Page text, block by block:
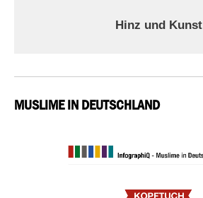
Hinz und Kunst
MUSLIME IN DEUTSCHLAND